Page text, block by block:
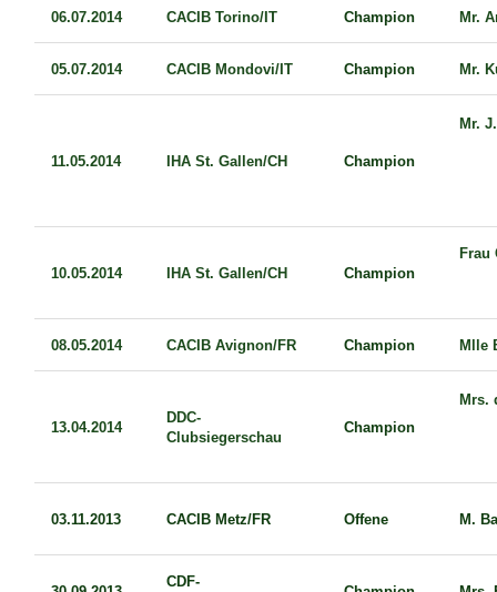
06.07.2014 CACIB Torino/IT Champion Mr.
05.07.2014 CACIB Mondovi/IT Champion Mr.
11.05.2014 IHA St. Gallen/CH Champion
Mr.
10.05.2014 IHA St. Gallen/CH Champion
Frau
08.05.2014 CACIB Avignon/FR Champion Mlle
13.04.2014
DDC-
Clubsiegerschau
Champion
Mrs.
03.11.2013 CACIB Metz/FR Offene M.
CDF-